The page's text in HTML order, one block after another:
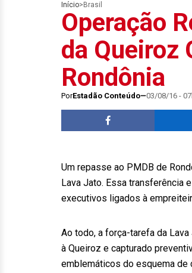
Início> Brasil
Operação
da Queiroz
Rondônia
PorEstadão Conteúdo 03/08/16 -
Um repasse ao PMDB de
Lava Jato. Essa transferência
executivos ligados à
Ao todo, a força-tarefa da
à Queiroz e capturado
emblemáticos do esquema de